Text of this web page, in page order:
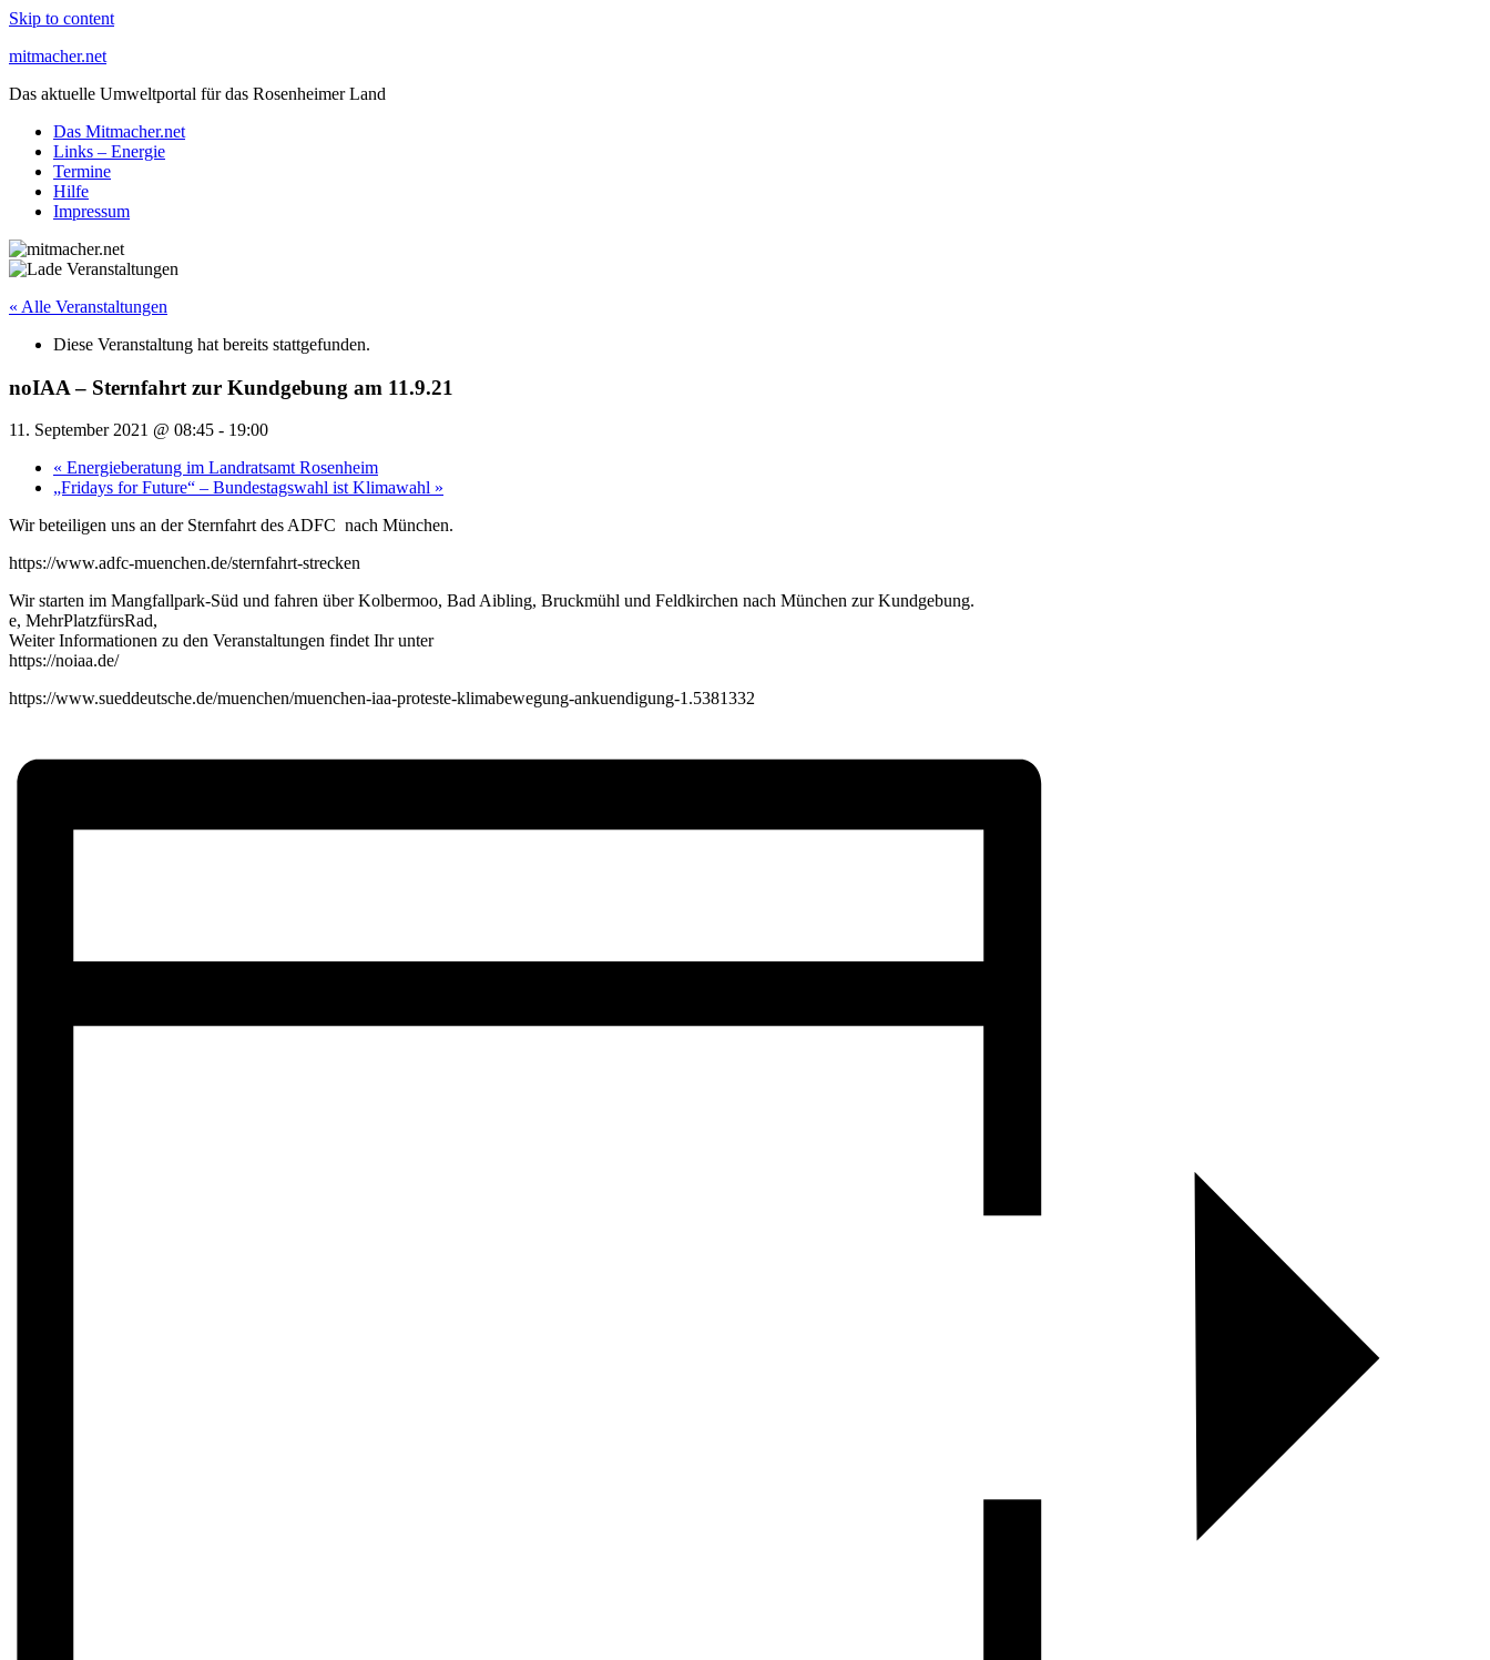
Skip to content
mitmacher.net
Das aktuelle Umweltportal für das Rosenheimer Land
Das Mitmacher.net
Links – Energie
Termine
Hilfe
Impressum
« Alle Veranstaltungen
Diese Veranstaltung hat bereits stattgefunden.
noIAA – Sternfahrt zur Kundgebung am 11.9.21
11. September 2021 @ 08:45 - 19:00
« Energieberatung im Landratsamt Rosenheim
„Fridays for Future“ – Bundestagswahl ist Klimawahl »
Wir beteiligen uns an der Sternfahrt des ADFC nach München.
https://www.adfc-muenchen.de/sternfahrt-strecken
Wir starten im Mangfallpark-Süd und fahren über Kolbermoo, Bad Aibling, Bruckmühl und Feldkirchen nach München zur Kundgebung.
e, MehrPlatzfürsRad,
Weiter Informationen zu den Veranstaltungen findet Ihr unter
https://noiaa.de/
https://www.sueddeutsche.de/muenchen/muenchen-iaa-proteste-klimabewegung-ankuendigung-1.5381332